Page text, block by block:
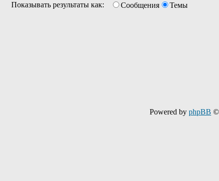
Показывать результаты как: Сообщения Темы
Powered by phpBB ©